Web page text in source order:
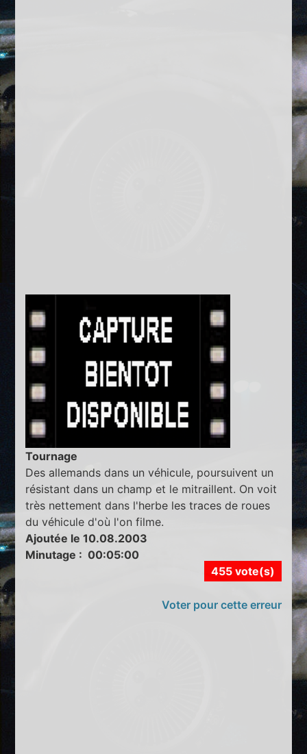
Tournage
Des allemands dans un véhicule, poursuivent un
résistant dans un champ et le mitraillent. On voit
très nettement dans l'herbe les traces de roues
du véhicule d'où l'on filme.
Ajoutée le 10.08.2003
Minutage : 00:05:00
455 vote(s)
Voter pour cette erreur